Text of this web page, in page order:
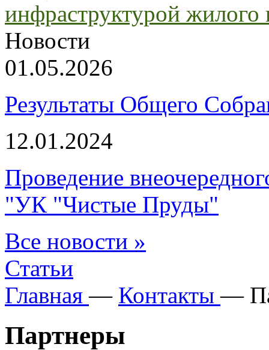
инфраструктурой жилого
Новости
01.05.2026
Результаты Общего
12.01.2024
Проведение
"УК "Чистые Пруды"
Все новости »
Статьи
Главная — Контакты —
Партнеры